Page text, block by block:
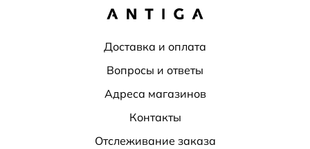
Доставка и оплата
Вопросы и ответы
Адреса магазинов
Контакты
Отслеживание заказа